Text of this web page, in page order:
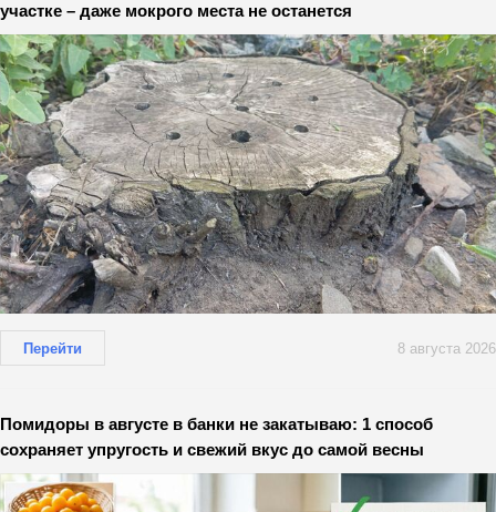
участке – даже мокрого места не останется
Перейти 8 августа 2026
Помидоры в августе в банки не закатываю: 1 способ
сохраняет упругость и свежий вкус до самой весны